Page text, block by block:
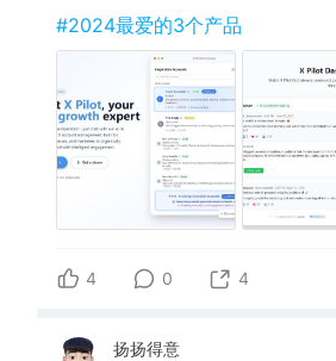
#2024最爱的3个产品
4 0 4
扬扬得意